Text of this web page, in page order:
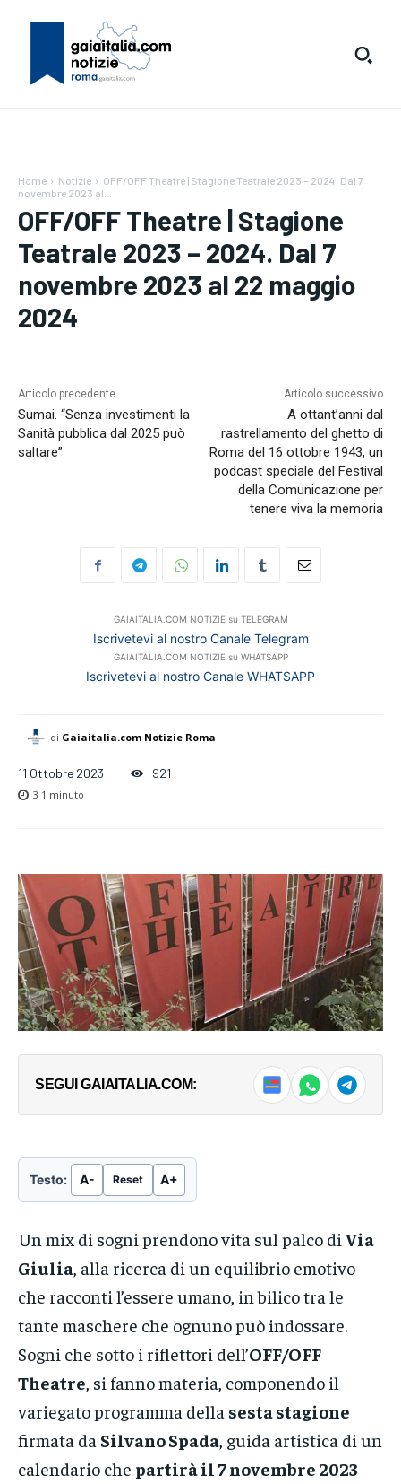
Home Notizie
OFF/OFF Theatre | Stagione Teatrale 2023 – 2024. Dal 7
novembre 2023 al...
OFF/OFF Theatre | Stagione
Teatrale 2023 – 2024. Dal 7
novembre 2023 al 22 maggio
2024
Articolo precedente
Sumai. “Senza investimenti la
Sanità pubblica dal 2025 può
saltare”
Articolo successivo
A ottant’anni dal
rastrellamento del ghetto di
Roma del 16 ottobre 1943, un
podcast speciale del Festival
della Comunicazione per
tenere viva la memoria
GAIAITALIA.COM NOTIZIE su TELEGRAM
Iscrivetevi al nostro Canale Telegram
GAIAITALIA.COM NOTIZIE su WHATSAPP
Iscrivetevi al nostro Canale WHATSAPP
di Gaiaitalia.com Notizie Roma
11 Ottobre 2023 921
3 1 minuto
SEGUI GAIAITALIA.COM:
Testo: A- Reset A+
Un mix di sogni prendono vita sul palco di Via
Giulia , alla ricerca di un equilibrio emotivo
che racconti l’essere umano, in bilico tra le
tante maschere che ognuno può indossare.
Sogni che sotto i riflettori dell’OFF/OFF
Theatre , si fanno materia, componendo il
variegato programma della sesta stagione
firmata da Silvano Spada , guida artistica di un
calendario che partirà il 7 novembre 2023